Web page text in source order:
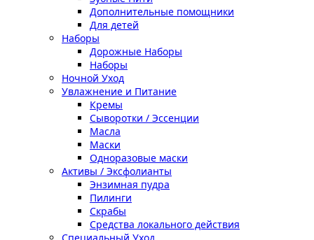
Дополнительные помощники
Для детей
Наборы
Дорожные Наборы
Наборы
Ночной Уход
Увлажнение и Питание
Кремы
Сыворотки / Эссенции
Масла
Маски
Одноразовые маски
Активы / Эксфолианты
Энзимная пудра
Пилинги
Скрабы
Средства локального действия